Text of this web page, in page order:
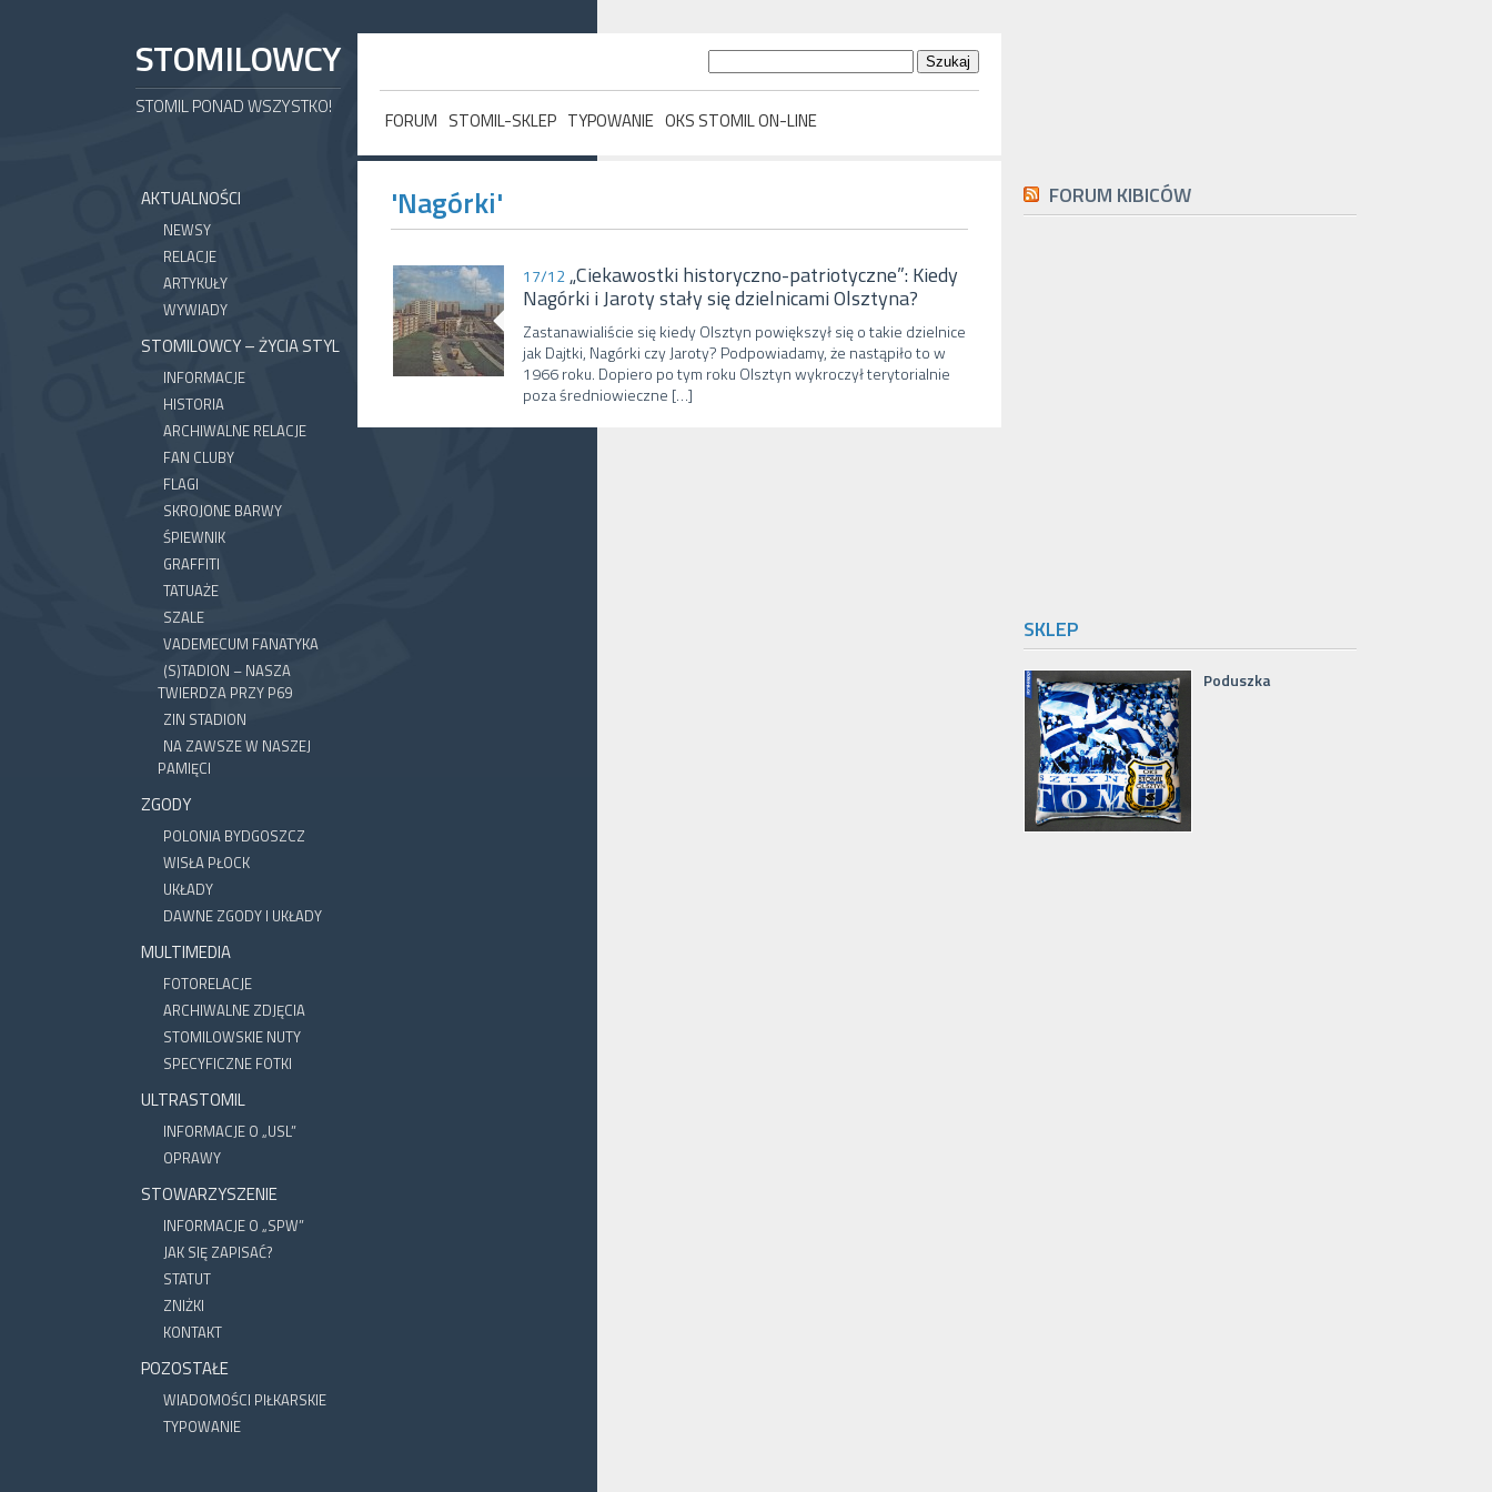
STOMILOWCY
STOMIL PONAD WSZYSTKO!
FORUM STOMIL-SKLEP TYPOWANIE OKS STOMIL ON-LINE
AKTUALNOŚCI
NEWSY
RELACJE
ARTYKUŁY
WYWIADY
STOMILOWCY – ŻYCIA STYL
INFORMACJE
HISTORIA
ARCHIWALNE RELACJE
FAN CLUBY
FLAGI
SKROJONE BARWY
ŚPIEWNIK
GRAFFITI
TATUAŻE
SZALE
VADEMECUM FANATYKA
(S)TADION – NASZA
TWIERDZA PRZY P69
ZIN STADION
NA ZAWSZE W NASZEJ
PAMIĘCI
ZGODY
POLONIA BYDGOSZCZ
WISŁA PŁOCK
UKŁADY
DAWNE ZGODY I UKŁADY
MULTIMEDIA
FOTORELACJE
ARCHIWALNE ZDJĘCIA
STOMILOWSKIE NUTY
SPECYFICZNE FOTKI
ULTRASTOMIL
INFORMACJE O „USL”
OPRAWY
STOWARZYSZENIE
INFORMACJE O „SPW”
JAK SIĘ ZAPISAĆ?
STATUT
ZNIŻKI
KONTAKT
POZOSTAŁE
WIADOMOŚCI PIŁKARSKIE
TYPOWANIE
'Nagórki'
17/12„Ciekawostki historyczno-patriotyczne”: Kiedy
Nagórki i Jaroty stały się dzielnicami Olsztyna?
Zastanawialiście się kiedy Olsztyn powiększył się o takie dzielnice
jak Dajtki, Nagórki czy Jaroty? Podpowiadamy, że nastąpiło to w
1966 roku. Dopiero po tym roku Olsztyn wykroczył terytorialnie
poza średniowieczne […]
FORUM KIBICÓW
SKLEP
Poduszka